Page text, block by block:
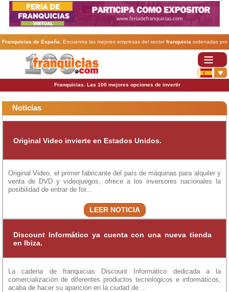
Franquicias de España . Encuentra las mejores empresas del sectorfranquicia ordenadas por
actividad. En www.100franquicias.com encontrarás las más rentables, baratas y
Franquicias. Las 100 mejores opciones de invertir
Noticias
Original Video invierte en Estados Unidos.
Original Video, el primer fabricante del país de máquinas para alquiler y
venta de DVD y videojuegos, ofrece a los inversores nacionales la
posibilidad de entrar de for...
LEER NOTICIA
Discount Informático ya cuenta con una nueva tienda
en Ibiza.
La cadena de franquicias Discount Informático dedicada a la
comercialización de diferentes productos tecnológicos e informáticos,
acaba de hacer su aparición en la ciudad de ...